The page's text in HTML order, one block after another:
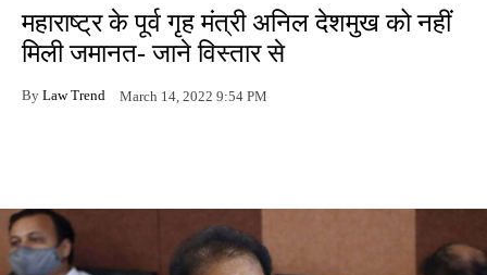
महाराष्ट्र के पूर्व गृह मंत्री अनिल देशमुख को नहीं
मिली जमानत- जाने विस्तार से
By Law Trend March 14, 2022 9:54 PM